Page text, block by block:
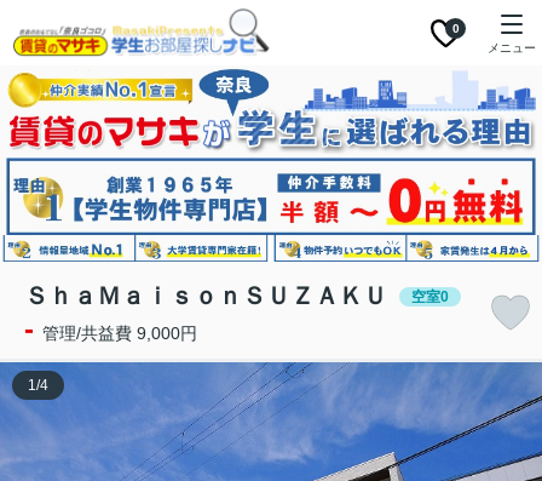
0
メニュー
ＳｈａＭａｉｓｏｎＳＵＺＡＫＵ 空室0
- 管理/共益費 9,000円
1/4